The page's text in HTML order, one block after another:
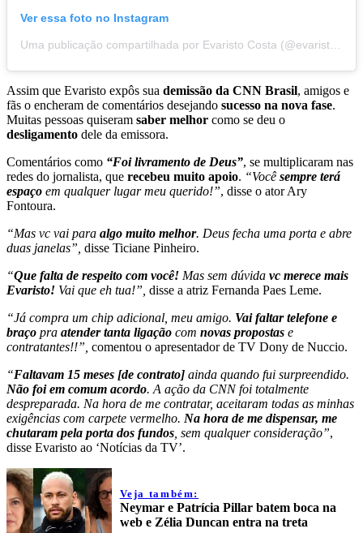
Ver essa foto no Instagram
Uma publicação compartilhada por Evaristo Costa (@evaristocostaoficial)
Assim que Evaristo expôs sua demissão da CNN Brasil, amigos e
fãs o encheram de comentários desejando sucesso na nova fase.
Muitas pessoas quiseram saber melhor como se deu o
desligamento dele da emissora.
Comentários como “Foi livramento de Deus”, se multiplicaram nas
redes do jornalista, que recebeu muito apoio. “Você sempre terá
espaço em qualquer lugar meu querido!”, disse o ator Ary
Fontoura.
“Mas vc vai para algo muito melhor. Deus fecha uma porta e abre
duas janelas”, disse Ticiane Pinheiro.
“Que falta de respeito com você! Mas sem dúvida vc merece mais
Evaristo! Vai que eh tua!”, disse a atriz Fernanda Paes Leme.
“Já compra um chip adicional, meu amigo. Vai faltar telefone e
braço pra atender tanta ligação com novas propostas e
contratantes!!”, comentou o apresentador de TV Dony de Nuccio.
“Faltavam 15 meses [de contrato] ainda quando fui surpreendido.
Não foi em comum acordo. A ação da CNN foi totalmente
despreparada. Na hora de me contratar, aceitaram todas as minhas
exigências com carpete vermelho. Na hora de me dispensar, me
chutaram pela porta dos fundos , sem qualquer consideração”,
disse Evaristo ao ‘Notícias da TV’.
Veja também:
Neymar e Patrícia Pillar batem boca na
web e Zélia Duncan entra na treta